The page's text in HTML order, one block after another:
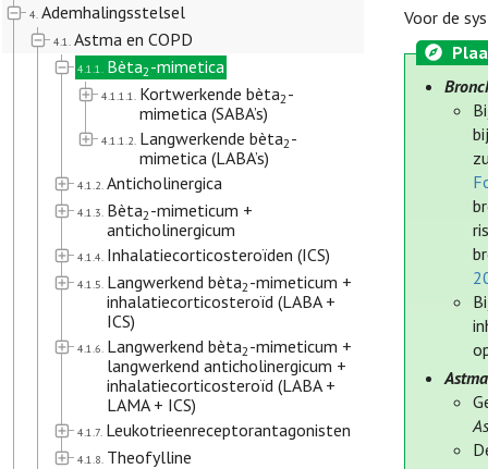
4. Ademhalingsstelsel
4.1. Astma en COPD
4.1.1. Bèta2-mimetica
4.1.1.1. Kortwerkende bèta2-
mimetica (SABA’s)
4.1.1.2. Langwerkende bèta2-
mimetica (LABA’s)
4.1.2. Anticholinergica
4.1.3. Bèta2-mimeticum +
anticholinergicum
4.1.4. Inhalatiecorticosteroïden (ICS)
4.1.5. Langwerkend bèta2-mimeticum +
inhalatiecorticosteroïd (LABA +
ICS)
4.1.6. Langwerkend bèta2-mimeticum +
langwerkend anticholinergicum +
inhalatiecorticosteroïd (LABA +
LAMA + ICS)
4.1.7. Leukotrieenreceptorantagonisten
4.1.8. Theofylline
Voor de
Astma